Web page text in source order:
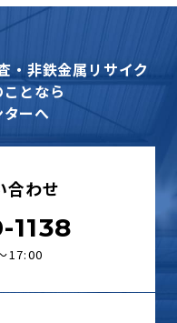
・非鉄金属リサイク
となら
ーへ
合わせ
17:00